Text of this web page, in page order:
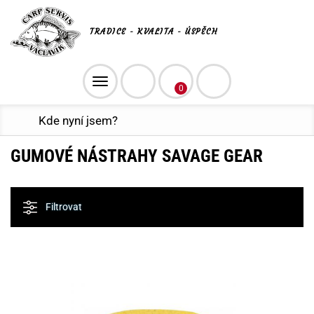
TRADICE - KVALITA - ÚSPĚCH
Toggle
navigation
0
Kde nyní jsem?
GUMOVÉ NÁSTRAHY SAVAGE GEAR
Filtrovat